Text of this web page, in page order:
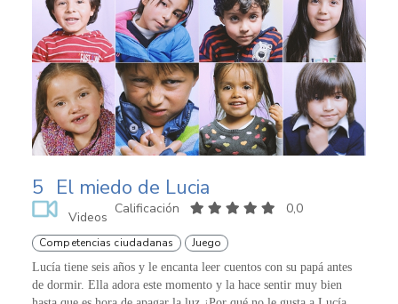
5 El miedo de Lucia
Videos
Calificación 0,0
Competencias ciudadanas Juego
Lucía tiene seis años y le encanta leer cuentos con su papá antes
de dormir. Ella adora este momento y la hace sentir muy bien